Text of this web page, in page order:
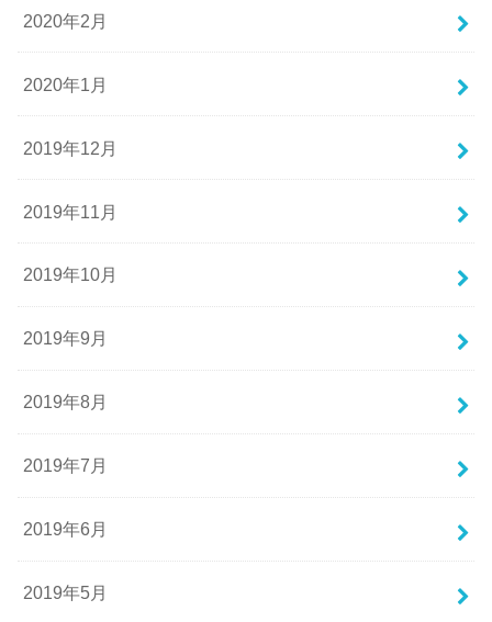
2020年2月
2020年1月
2019年12月
2019年11月
2019年10月
2019年9月
2019年8月
2019年7月
2019年6月
2019年5月